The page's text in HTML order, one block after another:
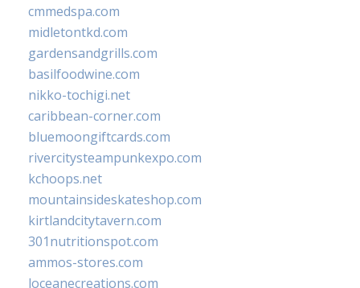
cmmedspa.com
midletontkd.com
gardensandgrills.com
basilfoodwine.com
nikko-tochigi.net
caribbean-corner.com
bluemoongiftcards.com
rivercitysteampunkexpo.com
kchoops.net
mountainsideskateshop.com
kirtlandcitytavern.com
301nutritionspot.com
ammos-stores.com
loceanecreations.com